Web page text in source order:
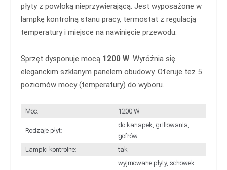
płyty z powłoką nieprzywierającą. Jest wyposażone w
lampkę kontrolną stanu pracy, termostat z regulacją
temperatury i miejsce na nawinięcie przewodu.
Sprzęt dysponuje mocą 1200 W. Wyróżnia się
eleganckim szklanym panelem obudowy. Oferuje też 5
poziomów mocy (temperatury) do wyboru.
Moc: 1200 W
Rodzaje płyt:
do kanapek, grillowania,
gofrów
Lampki kontrolne:
tak
wyjmowane płyty, schowek